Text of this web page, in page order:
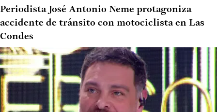
Periodista José Antonio Neme protagoniza
accidente de tránsito con motociclista en Las
Condes